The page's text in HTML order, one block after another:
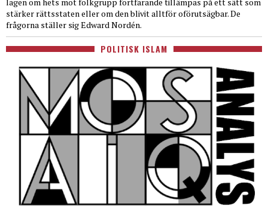
stärker rättsstaten eller om den blivit alltför oförutsägbar. De
frågorna ställer sig Edward Nordén.
POLITISK ISLAM